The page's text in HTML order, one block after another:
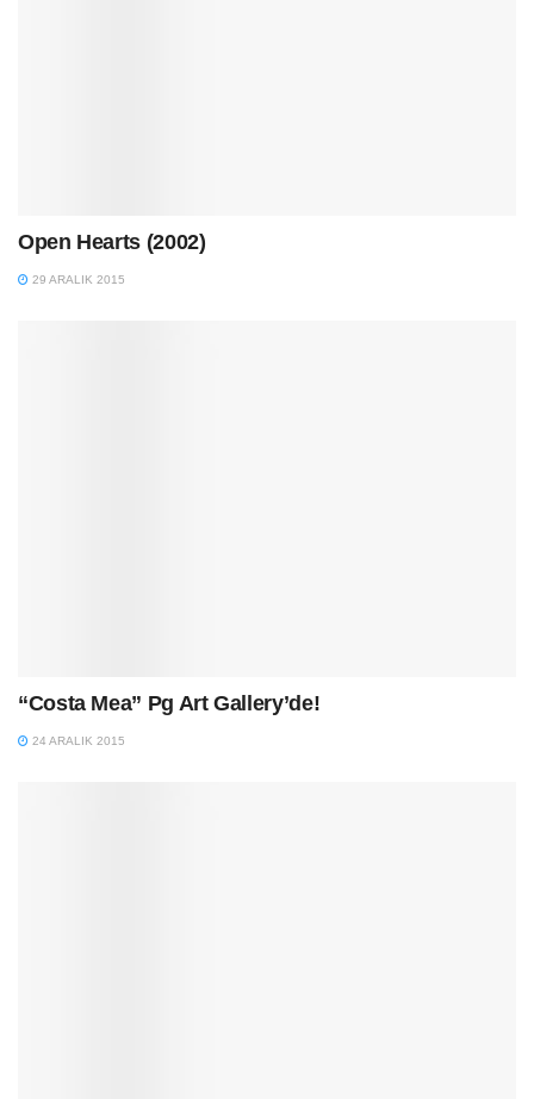
Open Hearts (2002)
29 ARALIK 2015
“Costa Mea” Pg Art Gallery’de!
24 ARALIK 2015